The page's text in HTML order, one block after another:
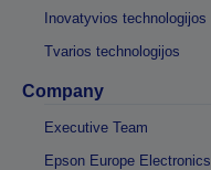
Inovatyvios technologijos
Tvarios technologijos
Company
Executive Team
Epson Europe Electronics